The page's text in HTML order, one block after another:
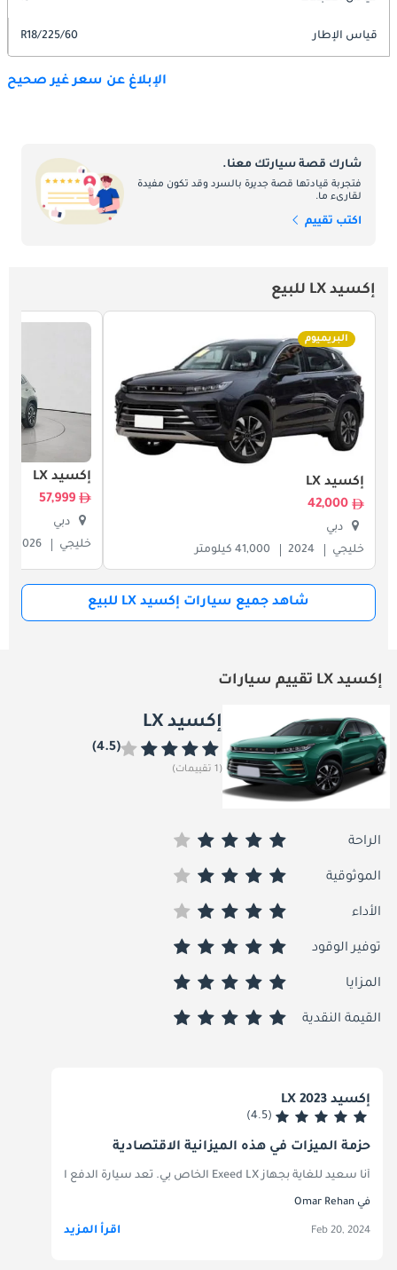
قياس الإطار 225/60/R18
الإبلاغ عن سعر غير صحيح
شارك قصة سيارتك معنا.
فتجربة قيادتها قصة جديرة بالسرد وقد تكون مفيدة
لقارىء ما.
اكتب تقييم
إكسيد LX للبيع
البريميوم
إكسيد LX
42,000
دبي
خليجي
2024 41,000 كيلومتر
إكسيد LX
57,999
دبي
خليجي
2026
شاهد جميع سيارات إكسيد LX للبيع
إكسيد LX تقييم سيارات
إكسيد LX
(4.5)
(1 تقييمات)
الراحة
الموثوقية
الأداء
توفير الوقود
المزايا
القيمة النقدية
إكسيد LX 2023
(4.5)
حزمة الميزات في هذه الميزانية الاقتصادية
أنا سعيد للغاية بجهاز Exeed LX الخاص بي. تعد سيارة الدفع الرباعي هذه جوهرة حقيقية، فهي تقدم مزيجًا من الفخامة والأداء والراحة التي يصعب العثور عليها في فئتها. التصميم الخارجي أنيق وملفت للنظر، مما يترك انطباعًا على الطريق. في الداخل، يثير إكسيد LX الإعجاب بمقصورته الداخلية الواسعة والمجهزة بأناقة، والتي تتميز بمواد عالية الجودة وتكنولوجيا متقدمة. تجربة القيادة من الدرجة الأولى، مع التعامل السلس والمحرك القوي الذي يوفر قيادة ممتعة وسريعة الاستجابة. تتميز سيارات الدفع الرباعي أيضًا بكفاءة استهلاك الوقود بشكل مدهش، وهي ميزة رائعة. ميزات السلامة والموثوقية فيها جديرة بالثناء، مما يمنحني راحة البال. لقد تجاوزت Exeed LX توقعاتي بكل الطرق، حيث توفر تجربة قيادة فاخرة وعملية بقيمة ممتازة. انا اوصي بشده به!
في Omar Rehan
Feb 20, 2024 اقرأ المزيد